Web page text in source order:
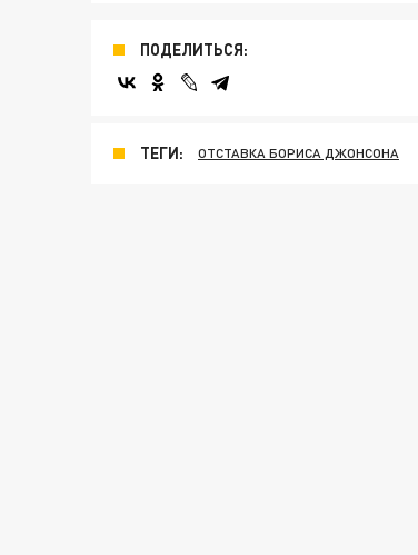
ПОДЕЛИТЬСЯ:
ТЕГИ: ОТСТАВКА БОРИСА ДЖОНСОНА